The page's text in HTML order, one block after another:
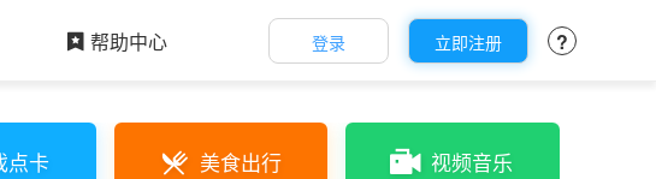
帮助中心 登录 立即注册 ?
点卡 美食出行 视频音乐